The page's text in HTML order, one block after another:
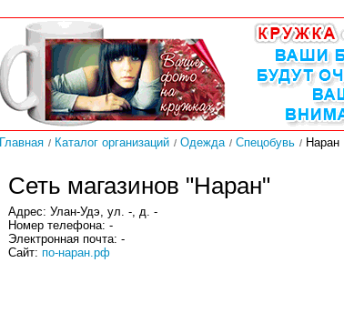
Главная Каталог организаций Одежда Спецобувь Наран
Сеть магазинов "Наран"
Адрес: Улан-Удэ, ул. -, д. -
Номер телефона: -
Электронная почта: -
Сайт: по-наран.рф